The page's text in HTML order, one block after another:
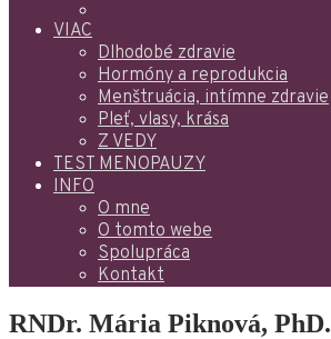
VIAC
Dlhodobé zdravie
Hormóny a reprodukcia
Menštruácia, intímne zdravie
Pleť, vlasy, krása
Z VEDY
TEST MENOPAUZY
INFO
O mne
O tomto webe
Spolupráca
Kontakt
RNDr. Mária Piknová, PhD.